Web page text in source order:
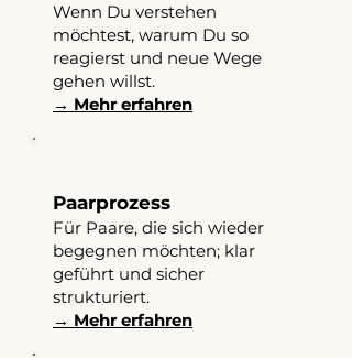
Wenn Du verstehen
möchtest, warum Du so
reagierst und neue Wege
gehen willst.
→ Mehr erfahren
Paarprozess
Für Paare, die sich wieder
begegnen möchten; klar
geführt und sicher
strukturiert.
→ Mehr erfahren